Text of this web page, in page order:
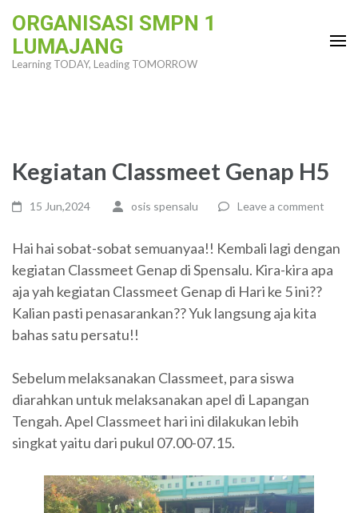
content
ORGANISASI SMPN 1
LUMAJANG
Learning TODAY, Leading TOMORROW
Kegiatan Classmeet Genap H5
15 Jun,2024 osis spensalu Leave a comment
Hai hai sobat-sobat semuanyaa!! Kembali lagi dengan
kegiatan Classmeet Genap di Spensalu. Kira-kira apa
aja yah kegiatan Classmeet Genap di Hari ke 5 ini??
Kalian pasti penasarankan?? Yuk langsung aja kita
bahas satu persatu!!
Sebelum melaksanakan Classmeet, para siswa
diarahkan untuk melaksanakan apel di Lapangan
Tengah. Apel Classmeet hari ini dilakukan lebih
singkat yaitu dari pukul 07.00-07.15.